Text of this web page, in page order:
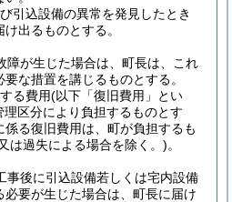
引込設備の異常を発見したとき
出るものとする。
障が生じた場合は、町長は、これ
な措置を講じるものとする。
る費用(以下「復旧費用」とい
理区分により負担するものとす
係る復旧費用は、町が負担するも
は過失による場合を除く。)。
事後に引込設備若しくは宅内設備
必要が生じた場合は、町長に届け